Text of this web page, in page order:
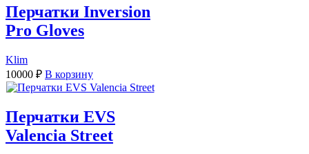
Перчатки Inversion
Pro Gloves
Klim
10000 ₽ В корзину
Перчатки EVS
Valencia Street